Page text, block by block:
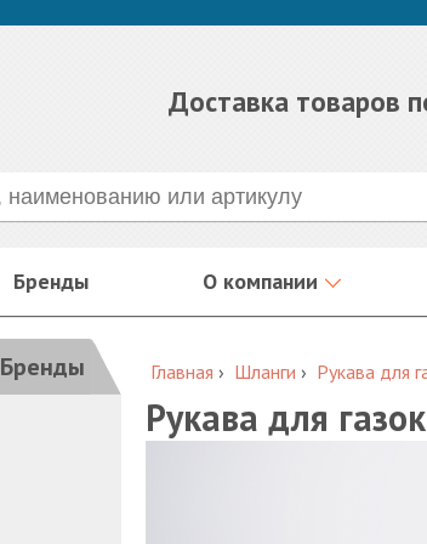
Доставка товаров
Бренды О компании
Бренды Главная › Шланги › Рукава для
Рукава для